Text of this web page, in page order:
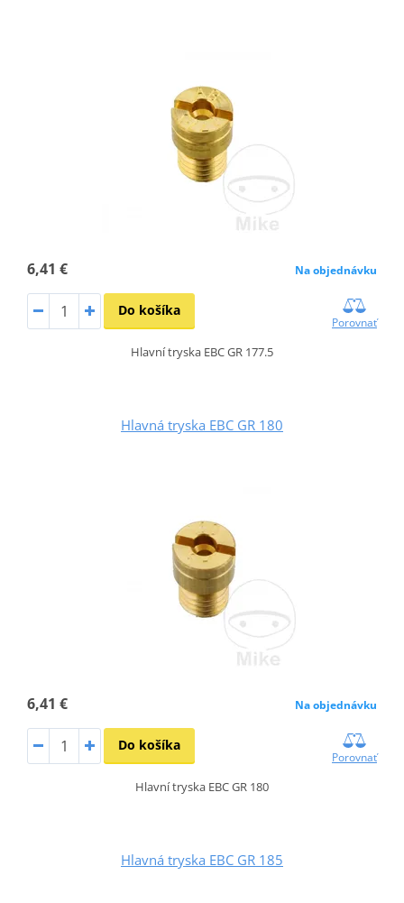
6,41 € Na objednávku
Do košíka
Porovnať
Hlavní tryska EBC GR 177.5
Hlavná tryska EBC GR 180
6,41 € Na objednávku
Do košíka
Porovnať
Hlavní tryska EBC GR 180
Hlavná tryska EBC GR 185